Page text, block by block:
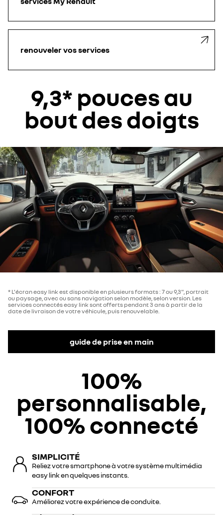
renouveler vos services
9,3* pouces au
bout des doigts
* L'écran easy link est disponible en plusieurs formats : 7 ou 9,3", portrait
ou paysage, avec ou sans navigation selon modèle, selon version. Les
services connectés easy link sont offerts pendant 3 ans à partir de la
date de livraison de votre véhicule, puis renouvelable.
guide de prise en main
100%
personnalisable,
100% connecté
SIMPLICITÉ
Reliez votre smartphone à votre système multimédia
easy link en quelques instants.
CONFORT
Améliorez votre expérience de conduite.